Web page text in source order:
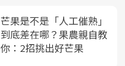
芒果是不是「人工催熟」
到底差在哪？果農親自教
你：2招挑出好芒果